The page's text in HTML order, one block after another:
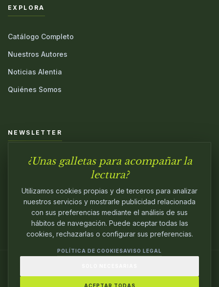
EXPLORA
Catálogo Completo
Nuestros Autores
Noticias Alentia
Quiénes Somos
NEWSLETTER
Únete a nuestra comunidad y sé el primero en conocer las
PASIÓN.
¿Unas galletas para acompañar la
lectura?
Utilizamos cookies propias y de terceros para analizar
nuestros servicios y mostrarle publicidad relacionada
con sus preferencias mediante el análisis de sus
hábitos de navegación. Puede aceptar todas las
cookies, rechazarlas o configurar sus preferencias.
POLÍTICA DE COOKIESAVISO LEGAL
ACEPTAR TODAS